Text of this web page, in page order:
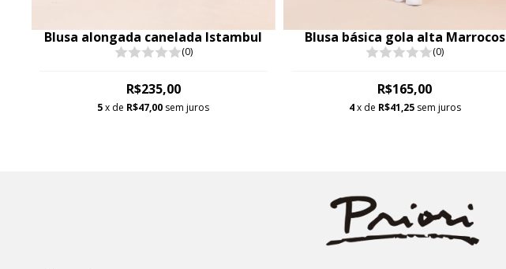
Blusa alongada canelada Istambul
(0)
R$235,00
5x de R$47,00 sem juros
Blusa básica gola alta Marrocos
(0)
R$165,00
4x de R$41,25 sem juros